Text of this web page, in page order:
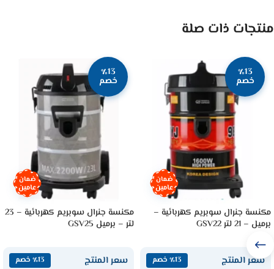
منتجات ذات صلة
٪13
خصم
ضمان
عامين
مكنسة جنرال سوبريم كهربائية –
برميل – 21 لتر GSV22
سعر المنتج ٪13 خصم
٪13
خصم
ضمان
عامين
مكنسة جنرال سوبريم كهربائية – 23
لتر – برميل GSV25
سعر المنتج ٪13 خصم